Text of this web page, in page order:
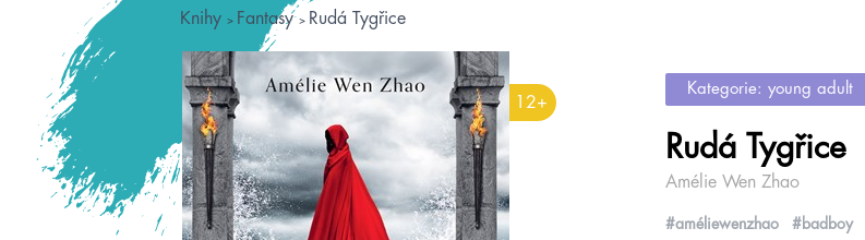
Knihy Fantasy Rudá Tygřice
12+
Kategorie: young adult
Rudá Tygřice
Amélie Wen Zhao
#améliewenzhao #badboy